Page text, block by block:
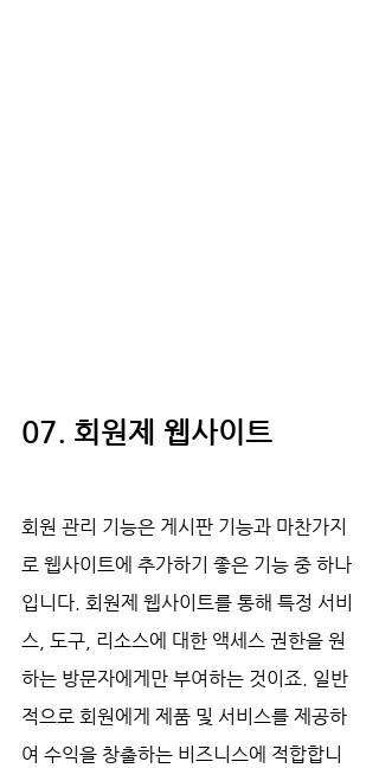
07. 회원제 웹사이트
회원 관리 기능은 게시판 기능과 마찬가지
로 웹사이트에 추가하기 좋은 기능 중 하나
입니다. 회원제 웹사이트를 통해 특정 서비
스, 도구, 리소스에 대한 액세스 권한을 원
하는 방문자에게만 부여하는 것이죠. 일반
적으로 회원에게 제품 및 서비스를 제공하
여 수익을 창출하는 비즈니스에 적합합니